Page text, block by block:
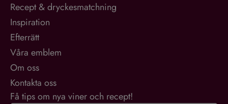
Recept & dryckesmatchning
Inspiration
Efterrätt
Våra emblem
Om oss
Kontakta oss
Få tips om nya viner och recept!